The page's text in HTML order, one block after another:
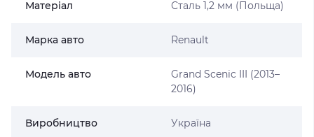
Матеріал Сталь 1,2 мм (Польща)
Марка авто Renault
Модель авто
Grand Scenic III (2013–
2016)
Виробництво Україна